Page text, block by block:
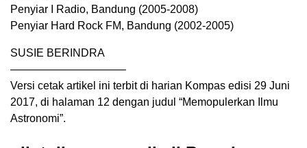
Penyiar I Radio, Bandung (2005-2008)
Penyiar Hard Rock FM, Bandung (2002-2005)
SUSIE BERINDRA
——————————–
Versi cetak artikel ini terbit di harian Kompas edisi 29 Juni
2017, di halaman 12 dengan judul “Memopulerkan Ilmu
Astronomi”.